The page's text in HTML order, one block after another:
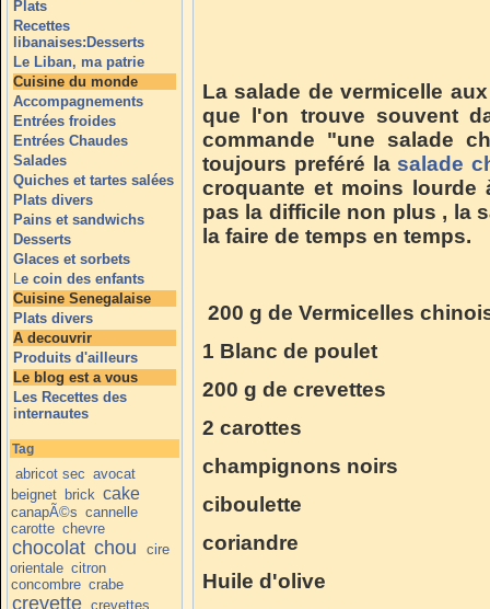
Plats
Recettes
libanaises:Desserts
Le Liban, ma patrie
Cuisine du monde
Accompagnements
Entrées froides
Entrées Chaudes
Salades
Quiches et tartes salées
Plats divers
Pains et sandwichs
Desserts
Glaces et sorbets
Le coin des enfants
Cuisine Senegalaise
Plats divers
A decouvrir
Produits d'ailleurs
Le blog est a vous
Les Recettes des
internautes
Tag
abricot sec avocat
beignet brick cake
canapÃ©s cannelle
carotte chevre
chocolat chou
cire
orientale citron
concombre crabe
crevette crevettes
La salade de vermicelle
que l'on trouve souvent
commande "une salade
toujours preféré lasalade
croquante et moins
pas la difficile non plus , la
la faire de temps en temps.
200 g de Vermicelles
1 Blanc de poulet
200 g de crevettes
2 carottes
champignons noirs
ciboulette
coriandre
Huile d'olive